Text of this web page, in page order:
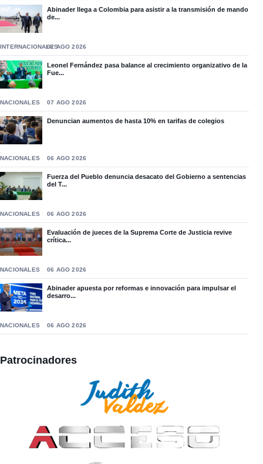
Abinader llega a Colombia para asistir a la transmisión de mando
de...
INTERNACIONALES07 AGO 2026
Leonel Fernández pasa balance al crecimiento organizativo de la
Fue...
NACIONALES 07 AGO 2026
Denuncian aumentos de hasta 10% en tarifas de colegios
NACIONALES 06 AGO 2026
Fuerza del Pueblo denuncia desacato del Gobierno a sentencias
del T...
NACIONALES 06 AGO 2026
Evaluación de jueces de la Suprema Corte de Justicia revive
crítica...
NACIONALES 06 AGO 2026
Abinader apuesta por reformas e innovación para impulsar el
desarro...
NACIONALES 06 AGO 2026
Patrocinadores